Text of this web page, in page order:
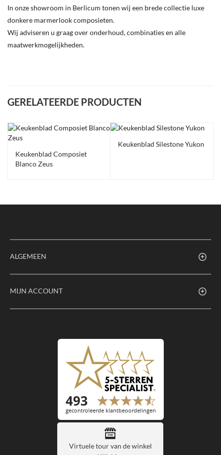
In onze showroom in Berlicum tonen wij een brede collectie luxe
donkere marmerlook composieten.
Wij adviseren u graag over onderhoud, combinaties en alle
maatwerkmogelijkheden.
GERELATEERDE PRODUCTEN
Keukenblad Composiet
Blanco Zeus
Keukenblad Silestone Yukon
ALGEMEEN
MIJN ACCOUNT
Virtuele tour van de winkel